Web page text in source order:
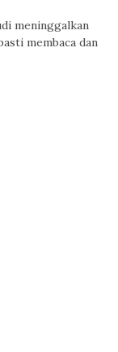
meninggalkan
membaca dan